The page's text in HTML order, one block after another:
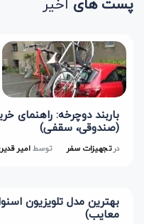
باربند دوچرخه: راهنمای
(صندوقی، سقفی)
درتجهیزات سفر توسطامیر
بهترین مدل تلویزیون
معایب)